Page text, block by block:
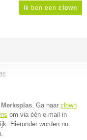
Ik ben een clown
. Ga naar clown
om via één e-mail in
Hieronder worden nu